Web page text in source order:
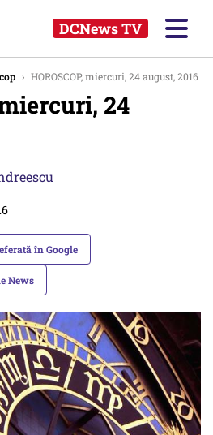
DCNews TV
› HOROSCOP, miercuri, 24 august, 2016
miercuri, 24
în Google
News